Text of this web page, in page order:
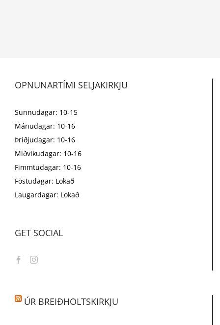
OPNUNARTÍMI SELJAKIRKJU
Sunnudagar: 10-15
Mánudagar: 10-16
Þriðjudagar: 10-16
Miðvikudagar: 10-16
Fimmtudagar: 10-16
Föstudagar: Lokað
Laugardagar: Lokað
GET SOCIAL
ÚR BREIÐHOLTSKIRKJU